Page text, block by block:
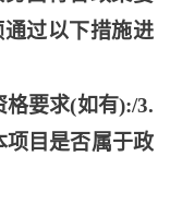
过以下措施进
要求(如有):/3.
项目是否属于政